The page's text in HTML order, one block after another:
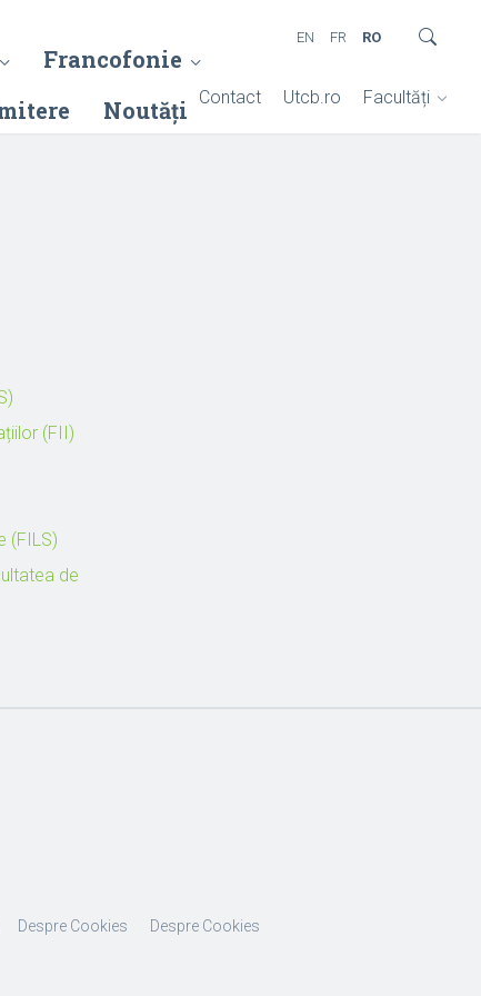
Francofonie
Noutăți Contact Utcb.ro Facultăți
EN FR RO
(FII)
(FILS)
de
Despre Cookies Despre Cookies